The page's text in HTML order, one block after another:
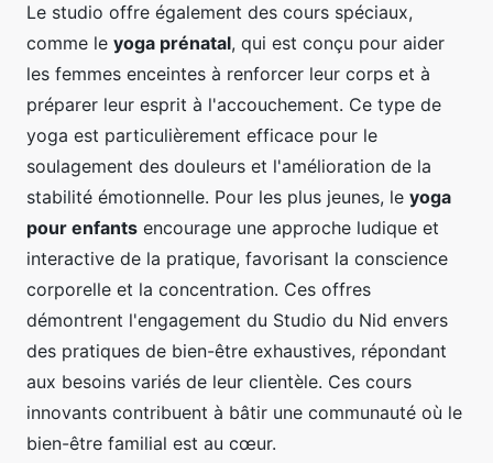
Le studio offre également des cours spéciaux,
comme le yoga prénatal, qui est conçu pour aider
les femmes enceintes à renforcer leur corps et à
préparer leur esprit à l'accouchement. Ce type de
yoga est particulièrement efficace pour le
soulagement des douleurs et l'amélioration de la
stabilité émotionnelle. Pour les plus jeunes, le yoga
pour enfants encourage une approche ludique et
interactive de la pratique, favorisant la conscience
corporelle et la concentration. Ces offres
démontrent l'engagement du Studio du Nid envers
des pratiques de bien-être exhaustives, répondant
aux besoins variés de leur clientèle. Ces cours
innovants contribuent à bâtir une communauté où le
bien-être familial est au cœur.